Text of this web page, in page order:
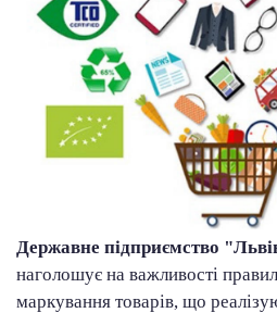
Державне підприємство
наголошує на важливості
маркування товарів, що